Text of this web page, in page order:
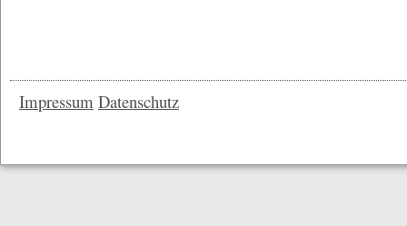
Impressum Datenschutz